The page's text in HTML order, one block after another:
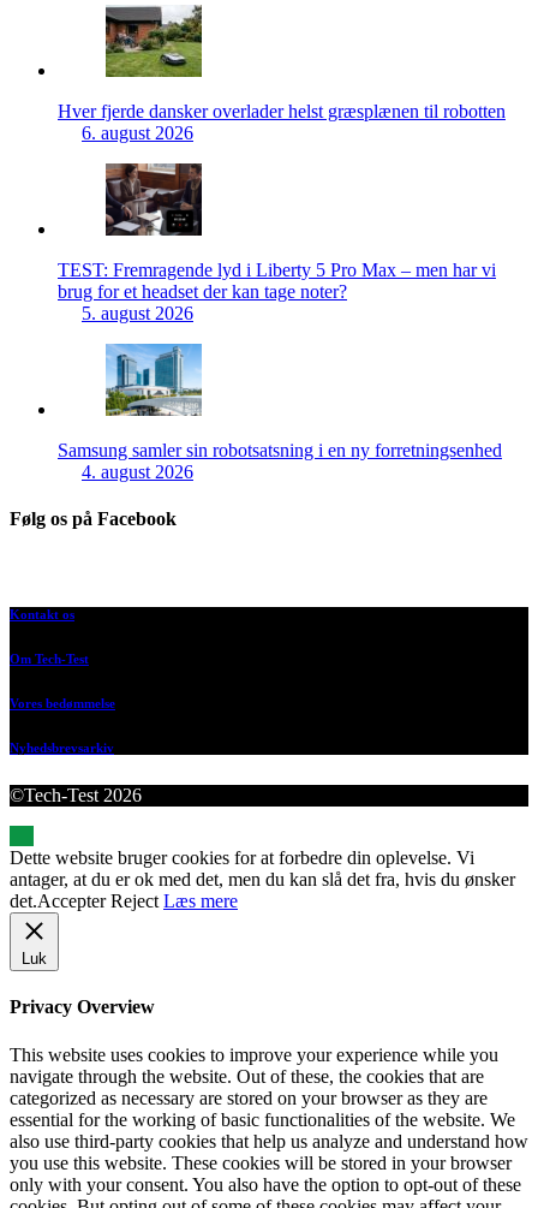
Hver fjerde dansker overlader helst græsplænen til robotten
6. august 2026
TEST: Fremragende lyd i Liberty 5 Pro Max – men har vi
brug for et headset der kan tage noter?
5. august 2026
Samsung samler sin robotsatsning i en ny forretningsenhed
4. august 2026
Følg os på Facebook
Kontakt os
Om Tech-Test
Vores bedømmelse
Nyhedsbrevsarkiv
©Tech-Test 2026
Dette website bruger cookies for at forbedre din oplevelse. Vi
antager, at du er ok med det, men du kan slå det fra, hvis du ønsker
det.Accepter Reject Læs mere
Luk
Privacy Overview
This website uses cookies to improve your experience while you
navigate through the website. Out of these, the cookies that are
categorized as necessary are stored on your browser as they are
essential for the working of basic functionalities of the website. We
also use third-party cookies that help us analyze and understand how
you use this website. These cookies will be stored in your browser
only with your consent. You also have the option to opt-out of these